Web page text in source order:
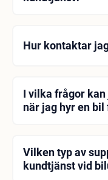
Hur kontaktar
postadresser och
AVIS:s hemsida.
I vilka frågor
när jag hyr en bil
bokningsändringar
Vilken typ av
kundtjänst vid